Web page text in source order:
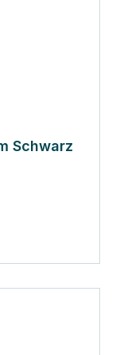
Schwarz